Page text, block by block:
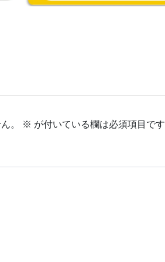
。 ※ が付いている欄は必須項目です